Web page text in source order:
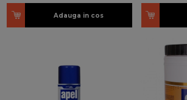
Adauga in cos